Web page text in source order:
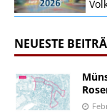
NEUESTE